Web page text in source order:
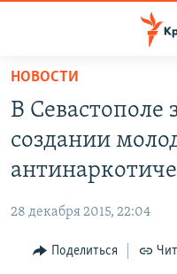
Вернуться
основному
содержанию
главной
навигации
Вернутся
11 ЛЕТ ОККУПАЦИИ
ЕЩЕ
ИНТЕРАКТИВ
РАДІО СВОБОДА
НОВОСТИ
В Севастополе
создании
28 декабря 2015, 22:04
Поделиться